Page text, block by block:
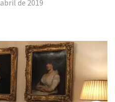
de 2019